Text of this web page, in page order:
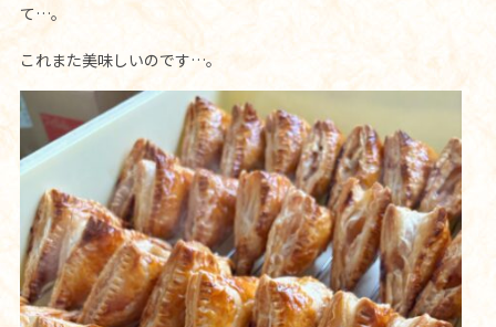
て…。
これまた美味しいのです…。